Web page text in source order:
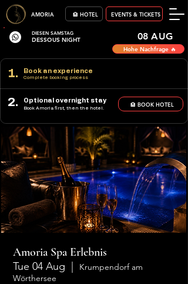
AMORIA 🏨 HOTEL EVENTS & TICKETS
DIESEN SAMSTAG
DESSOUS NIGHT 08 AUG
Hohe Nachfrage 🔥
1. Book an experience
Complete booking process
2. Optional overnight stay
Book Amoria first, then the hotel.
🏨 BOOK HOTEL
Amoria Spa Erlebnis
Tue 04 Aug
Krumpendorf am
Wörthersee